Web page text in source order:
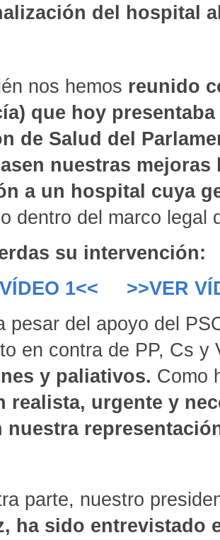
del hospital
nos hemos reunido
que hoy
de Salud del
nuestras
a un hospital cuya
dentro del marco legal
su intervención:
1<<
>>VER
pesar del apoyo del
en contra de PP, Cs y
y paliativos. Como
realista, urgente y
nuestra
parte, nuestro
ha sido entrevistado